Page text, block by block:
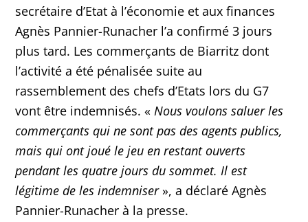
secrétaire d’Etat à l’économie et aux finances
Agnès Pannier-Runacher l’a confirmé 3 jours
plus tard. Les commerçants de Biarritz dont
l’activité a été pénalisée suite au
rassemblement des chefs d’Etats lors du G7
vont être indemnisés. «Nous voulons saluer les
commerçants qui ne sont pas des agents publics,
mais qui ont joué le jeu en restant ouverts
pendant les quatre jours du sommet. Il est
légitime de les indemniser», a déclaré Agnès
Pannier-Runacher à la presse.